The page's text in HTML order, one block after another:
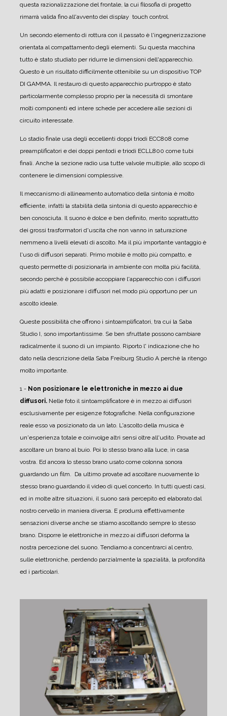
questa razionalizzazione del frontale, la cui filosofia di progetto
rimarrà valida fino all'avvento dei display touch control.
Un secondo elemento di rottura con il passato è l'ingegnerizzazione
orientata al compattamento degli elementi. Su questa macchina
tutto è stato studiato per ridurre le dimensioni dell'apparecchio.
Questo è un risultato difficilmente ottenibile su un dispositivo TOP
DI GAMMA. Il restauro di questo apparecchio purtroppo è stato
particolarmente complesso proprio per la necessità di smontare
molti componenti ed intere schede per accedere alle sezioni di
circuito interessate.
Lo stadio finale usa degli eccellenti doppi triodi ECC808 come
preamplificatori e dei doppi pentodi e triodi ECLL800 come tubi
finali. Anche la sezione radio usa tutte valvole multiple, allo scopo di
contenere le dimensioni complessive.
Il meccanismo di allineamento automatico della sintonia è molto
efficiente, infatti la stabilità della sintonia di questo apparecchio è
ben conosciuta. Il suono è dolce e ben definito, merito soprattutto
dei grossi trasformatori d'uscita che non vanno in saturazione
nemmeno a livelli elevati di ascolto. Ma il più importante vantaggio è
l'uso di diffusori separati. Primo mobile è molto più compatto, e
questo permette di posizionarla in ambiente con molta più facilità,
secondo perchè è possibile accoppiare l'apparecchio con i diffusori
più adatti e posizionare i diffusori nel modo più opportuno per un
ascolto ideale.
Queste possibilità che offrono i sintoamplificatori, tra cui la Saba
Studio I, sono importantissime. Se ben sfruttate possono cambiare
radicalmente il suono di un impianto. Riporto l' indicazione che ho
dato nella descrizione della Saba Freiburg Studio A perchè la ritengo
molto importante.
1 - Non posizionare le elettroniche in mezzo ai due
diffusori. Nelle foto il sintoamplificatore è in mezzo ai diffusori
esclusivamente per esigenze fotografiche. Nella configurazione
reale esso va posizionato da un lato. L'ascolto della musica è
un'esperienza totale e coinvolge altri sensi oltre all'udito. Provate ad
ascoltare un brano al buio. Poi lo stesso brano alla luce, in casa
vostra. Ed ancora lo stesso brano usato come colonna sonora
guardando un film. Da ultimo provate ad ascoltare nuovamente lo
stesso brano guardando il video di quel concerto. In tutti questi casi,
ed in molte altre situazioni, il suono sarà percepito ed elaborato dal
nostro cervello in maniera diversa. E produrrà effettivamente
sensazioni diverse anche se stiamo ascoltando sempre lo stesso
brano. Disporre le elettroniche in mezzo ai diffusori deforma la
nostra percezione del suono. Tendiamo a concentrarci al centro,
sulle elettroniche, perdendo parzialmente la spazialità, la profondità
ed i particolari.